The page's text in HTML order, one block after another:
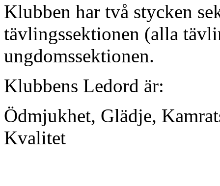
Klubben har två stycken
tävlingssektionen (alla
ungdomssektionen.
Klubbens Ledord är:
Ödmjukhet, Glädje,
Kvalitet